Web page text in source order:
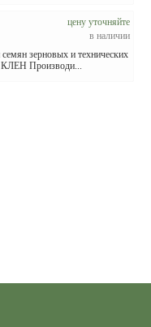
цену уточняйте
в наличии
зерновых и технических
КЛЕН Производи...